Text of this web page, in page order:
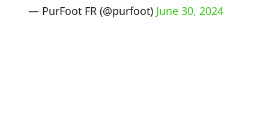
— PurFoot FR (@purfoot) June 30, 2024